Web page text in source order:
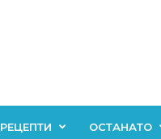
РЕЦЕПТИ ОСТАНАТО